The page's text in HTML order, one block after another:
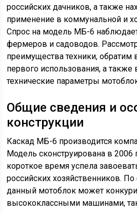
российских дачников, а также
применение в коммунальной и
Спрос на модель МБ-6
фермеров и садоводов.
преимущества техники, обратим
первого использования, а
технические параметры
Общие сведения и
конструкции
Каскад МБ-6 производится
Модель сконструирована в 2006
короткое время успела
российских хозяйственников.
данный мотоблок может
высококлассными машинами,